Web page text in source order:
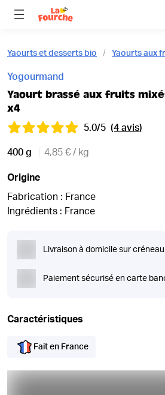
Yaourts et desserts bio Yaourts aux
Yogourmand
Yaourt brassé aux fruits
x4
5.0/5 (4 avis)
400 g 4,85 € / kg
Origine
Fabrication : France
Ingrédients : France
Livraison à domicile sur
Paiement sécurisé en carte
Caractéristiques
Fait en France